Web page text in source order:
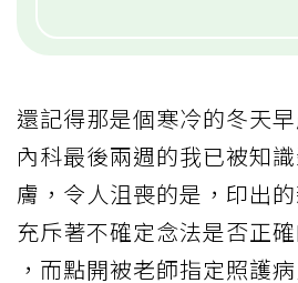
還記得那是個寒冷的冬天
內科最後兩週的我已被知
膚，令人沮喪的是，印出
充斥著不確定念法是否正
，而點開被老師指定照護